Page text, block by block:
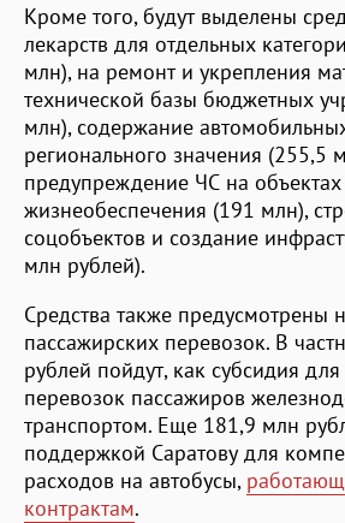
Кроме того, будут выделены
лекарств для отдельных
млн), на ремонт и укрепления
технической базы бюджетных
млн), содержание
регионального значения (255,5
предупреждение ЧС на объектах
жизнеобеспечения (191 млн),
соцобъектов и создание
млн рублей).
Средства также предусмотрены
пассажирских перевозок. В
рублей пойдут, как субсидия
перевозок пассажиров
транспортом. Еще 181,9 млн
поддержкой Саратову для
расходов на автобусы,
контрактам.